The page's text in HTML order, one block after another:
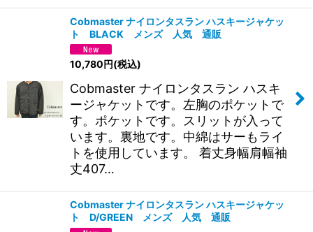
Cobmaster ナイロンタスラン ハスキージャケッ
ト BLACK メンズ 人気 通販
10,780円(税込)
Cobmaster ナイロンタスラン ハスキ
ージャケットです。左胸のポケットで
す。ポケットです。スリットが入って
います。裏地です。中綿はサーもライ
トを使用しています。 着丈身幅肩幅袖
丈407…
Cobmaster ナイロンタスラン ハスキージャケッ
ト D/GREEN メンズ 人気 通販